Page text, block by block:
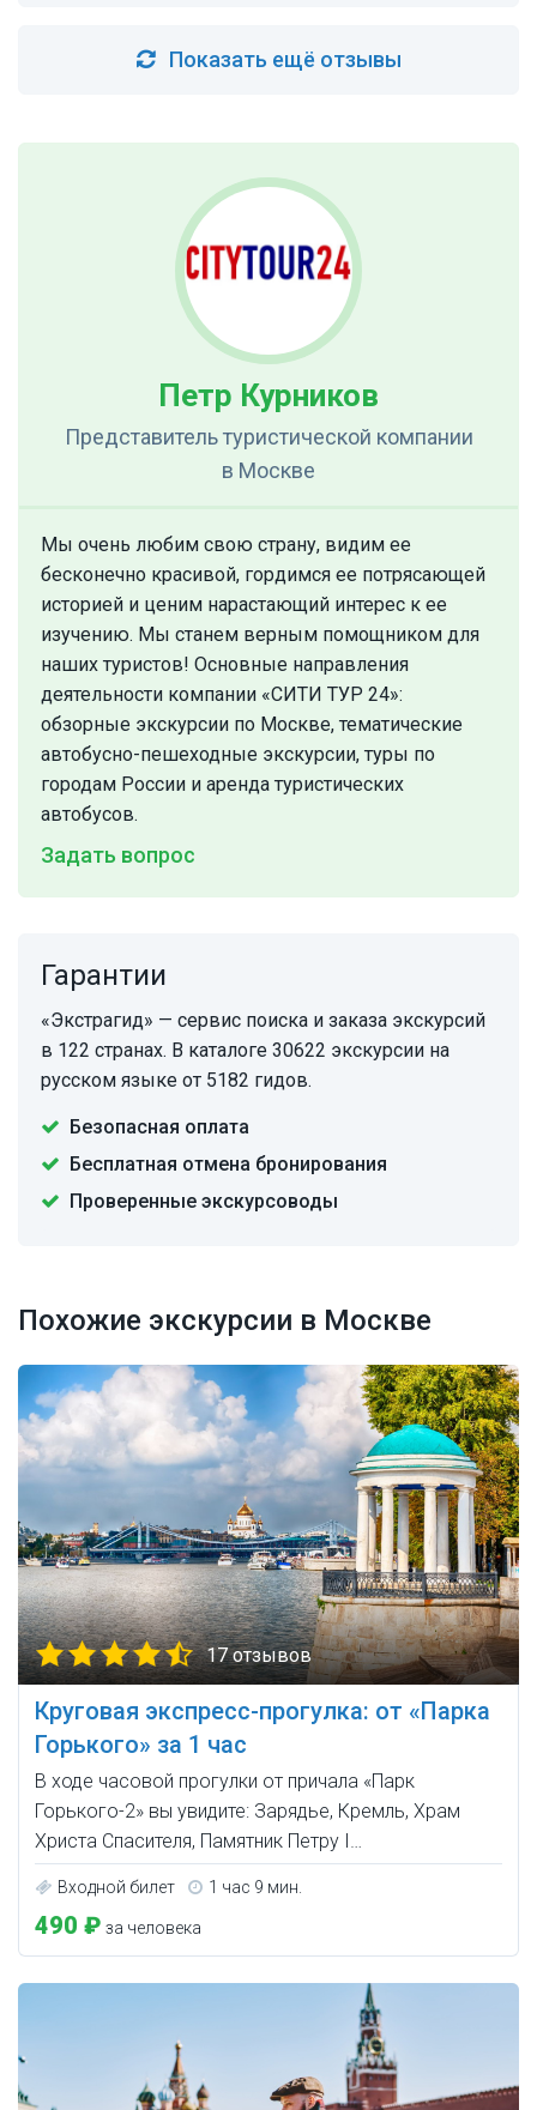
Показать ещё отзывы
Петр Курников
Представитель туристической компании
в Москве
Мы очень любим свою страну, видим ее
бесконечно красивой, гордимся ее потрясающей
историей и ценим нарастающий интерес к ее
изучению. Мы станем верным помощником для
наших туристов! Основные направления
деятельности компании «СИТИ ТУР 24»:
обзорные экскурсии по Москве, тематические
автобусно-пешеходные экскурсии, туры по
городам России и аренда туристических
автобусов.
Задать вопрос
Гарантии
«Экстрагид» — сервис поиска и заказа экскурсий
в 122 странах. В каталоге 30622 экскурсии на
русском языке от 5182 гидов.
Безопасная оплата
Бесплатная отмена бронирования
Проверенные экскурсоводы
Похожие экскурсии в Москве
17 отзывов
Круговая экспресс-прогулка: от «Парка
Горького» за 1 час
В ходе часовой прогулки от причала «Парк
Горького-2» вы увидите: Зарядье, Кремль, Храм
Христа Спасителя, Памятник Петру I…
Входной билет 1 час 9 мин.
490 ₽ за человека